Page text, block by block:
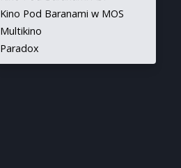
Kino Pod Baranami w MOS
Multikino
Paradox